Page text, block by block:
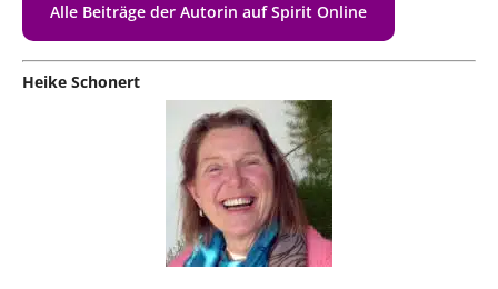
Alle Beiträge der Autorin auf Spirit Online
Heike Schonert